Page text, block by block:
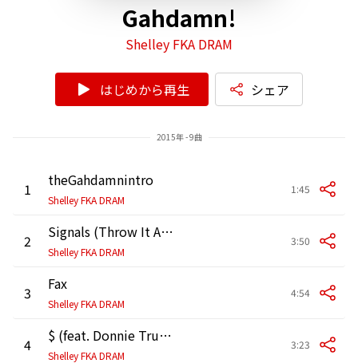
Gahdamn!
Shelley FKA DRAM
はじめから再生 シェア
2015年 - 9曲
1 theGahdamnintro
Shelley FKA DRAM
1:45
2 Signals (Throw It Around)
Shelley FKA DRAM
3:50
3 Fax
Shelley FKA DRAM
4:54
4 $ (feat. Donnie Trumpet)
Shelley FKA DRAM
3:23